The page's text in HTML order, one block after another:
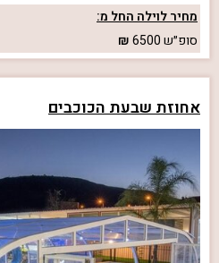
מחיר לוילה החל מ:
סופ״ש6500
אחוזת שבעת הכוכבים